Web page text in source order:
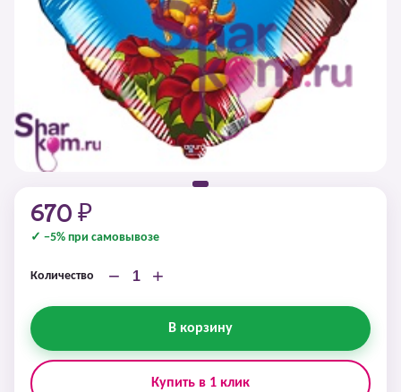
670 ₽
✓ −5% при самовывозе
Количество − +
В корзину
Купить в 1 клик